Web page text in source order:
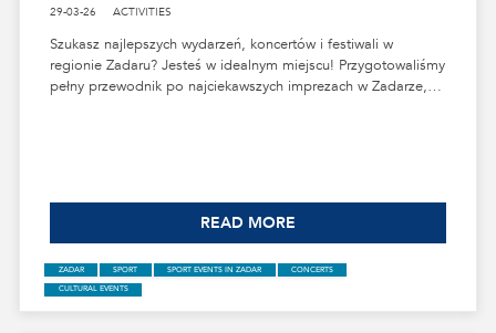
29-03-26 ACTIVITIES
Szukasz najlepszych wydarzeń, koncertów i festiwali w
regionie Zadaru? Jesteś w idealnym miejscu! Przygotowaliśmy
pełny przewodnik po najciekawszych imprezach w Zadarze,
READ MORE